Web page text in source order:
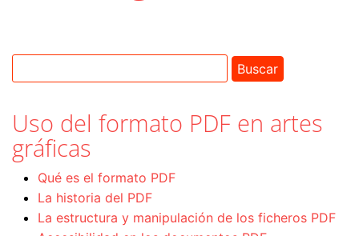
Uso del formato PDF en artes
gráficas
Qué es el formato PDF
La historia del PDF
La estructura y manipulación de los ficheros PDF